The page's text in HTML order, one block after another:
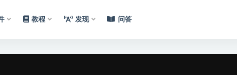
教程 发现 问答